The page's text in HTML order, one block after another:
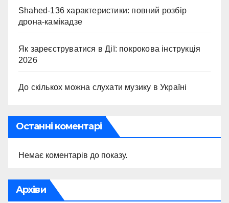
Shahed-136 характеристики: повний розбір
дрона-камікадзе
Як зареєструватися в Дії: покрокова інструкція
2026
До скількох можна слухати музику в Україні
Останні коментарі
Немає коментарів до показу.
Архіви